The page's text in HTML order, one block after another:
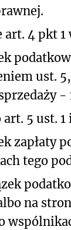
art. 4 pkt 1
ust.
-
5 ust.
zapłaty
tego
na